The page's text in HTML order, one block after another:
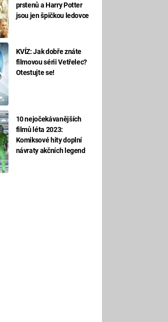
prstenů a Harry Potter
jsou jen špičkou ledovce
KVÍZ: Jak dobře znáte
filmovou sérii Vetřelec?
Otestujte se!
10 nejočekávanějších
filmů léta 2023:
Komiksové hity doplní
návraty akčních legend